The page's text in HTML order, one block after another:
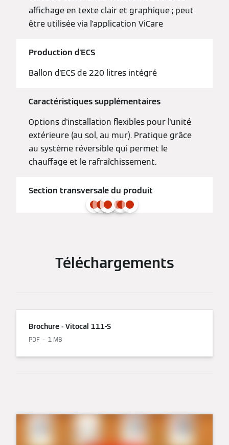
affichage en texte clair et graphique ; peut
être utilisée via l'application ViCare
Production d'ECS
Ballon d'ECS de 220 litres intégré
Caractéristiques supplémentaires
Options d'installation flexibles pour l'unité
extérieure (au sol, au mur). Pratique grâce
au système réversible qui permet le
chauffage et le rafraîchissement.
Section transversale du produit
Téléchargements
Brochure - Vitocal 111-S
PDF 1 MB